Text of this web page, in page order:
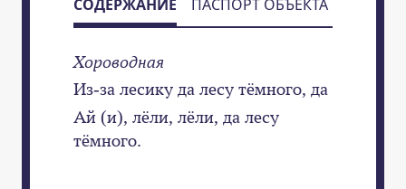
СОДЕРЖАНИЕ ПАСПОРТ ОБЪЕКТА
Хороводная
Из-за лесику да лесу тёмного, да
Ай (и), лёли, лёли, да лесу
тёмного.